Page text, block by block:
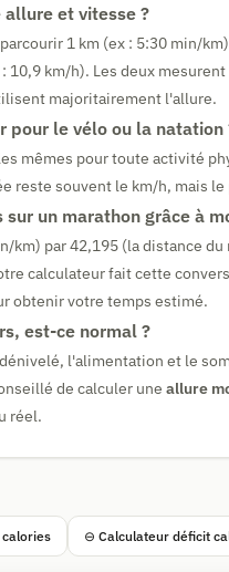
et vitesse ?
1 km (ex : 5:30 min/
10,9 km/h). Les deux
majoritairement l'allure.
pour le vélo ou la natation
mêmes pour toute activité
reste souvent le km/h, mais
un marathon grâce à
par 42,195 (la distance du
calculateur fait cette
obtenir votre temps estimé.
est-ce normal ?
l'alimentation et le
de calculer une allure
réel.
⊖ Calculateur déficit